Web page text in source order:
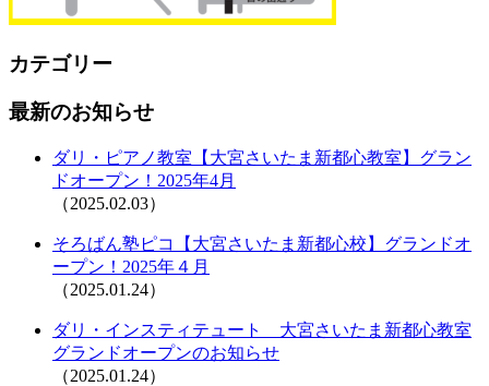
カテゴリー
最新のお知らせ
ダリ・ピアノ教室【大宮さいたま新都心教室】グラン
ドオープン！2025年4月
（2025.02.03）
そろばん塾ピコ【大宮さいたま新都心校】グランドオ
ープン！2025年４月
（2025.01.24）
ダリ・インスティテュート 大宮さいたま新都心教室
グランドオープンのお知らせ
（2025.01.24）